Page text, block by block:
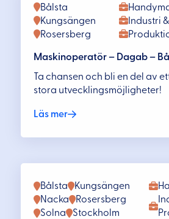
Industri
Bålsta
Kungsängen
Rosersberg
Maskinoperatör – Dagab –
Ta chansen och bli en del av
stora utvecklingsmöjligheter!
Läs mer
Bålsta
Kungsängen
Nacka
Rosersberg
Solna
Stockholm